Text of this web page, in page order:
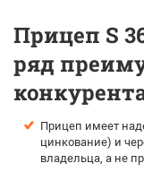
Прицеп S
ряд
Прицеп имеет
цинкование) и
владельца, а не